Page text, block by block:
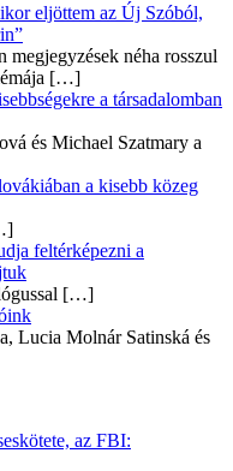
eljöttem az Új Szóból,
néha rosszul
[…]
a társadalomban
és Michael Szatmary a
a kisebb közeg
feltérképezni a
[…]
Lucia Molnár Satinská és
az FBI: